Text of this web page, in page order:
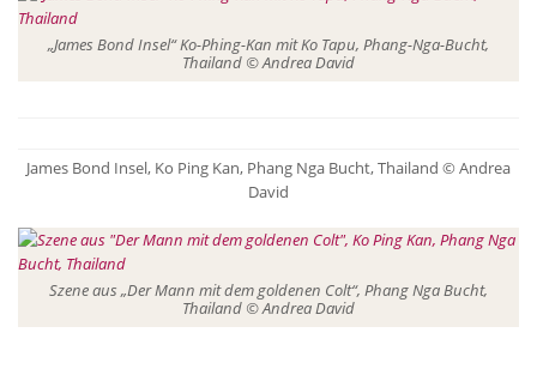
„James Bond Insel“ Ko-Phing-Kan mit Ko Tapu, Phang-Nga-Bucht,
Thailand © Andrea David
James Bond Insel, Ko Ping Kan, Phang Nga Bucht, Thailand © Andrea
David
Szene aus „Der Mann mit dem goldenen Colt“, Phang Nga Bucht,
Thailand © Andrea David